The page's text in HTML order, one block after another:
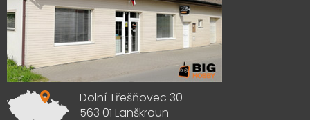
Dolní Třešňovec 30
563 01 Lanškroun